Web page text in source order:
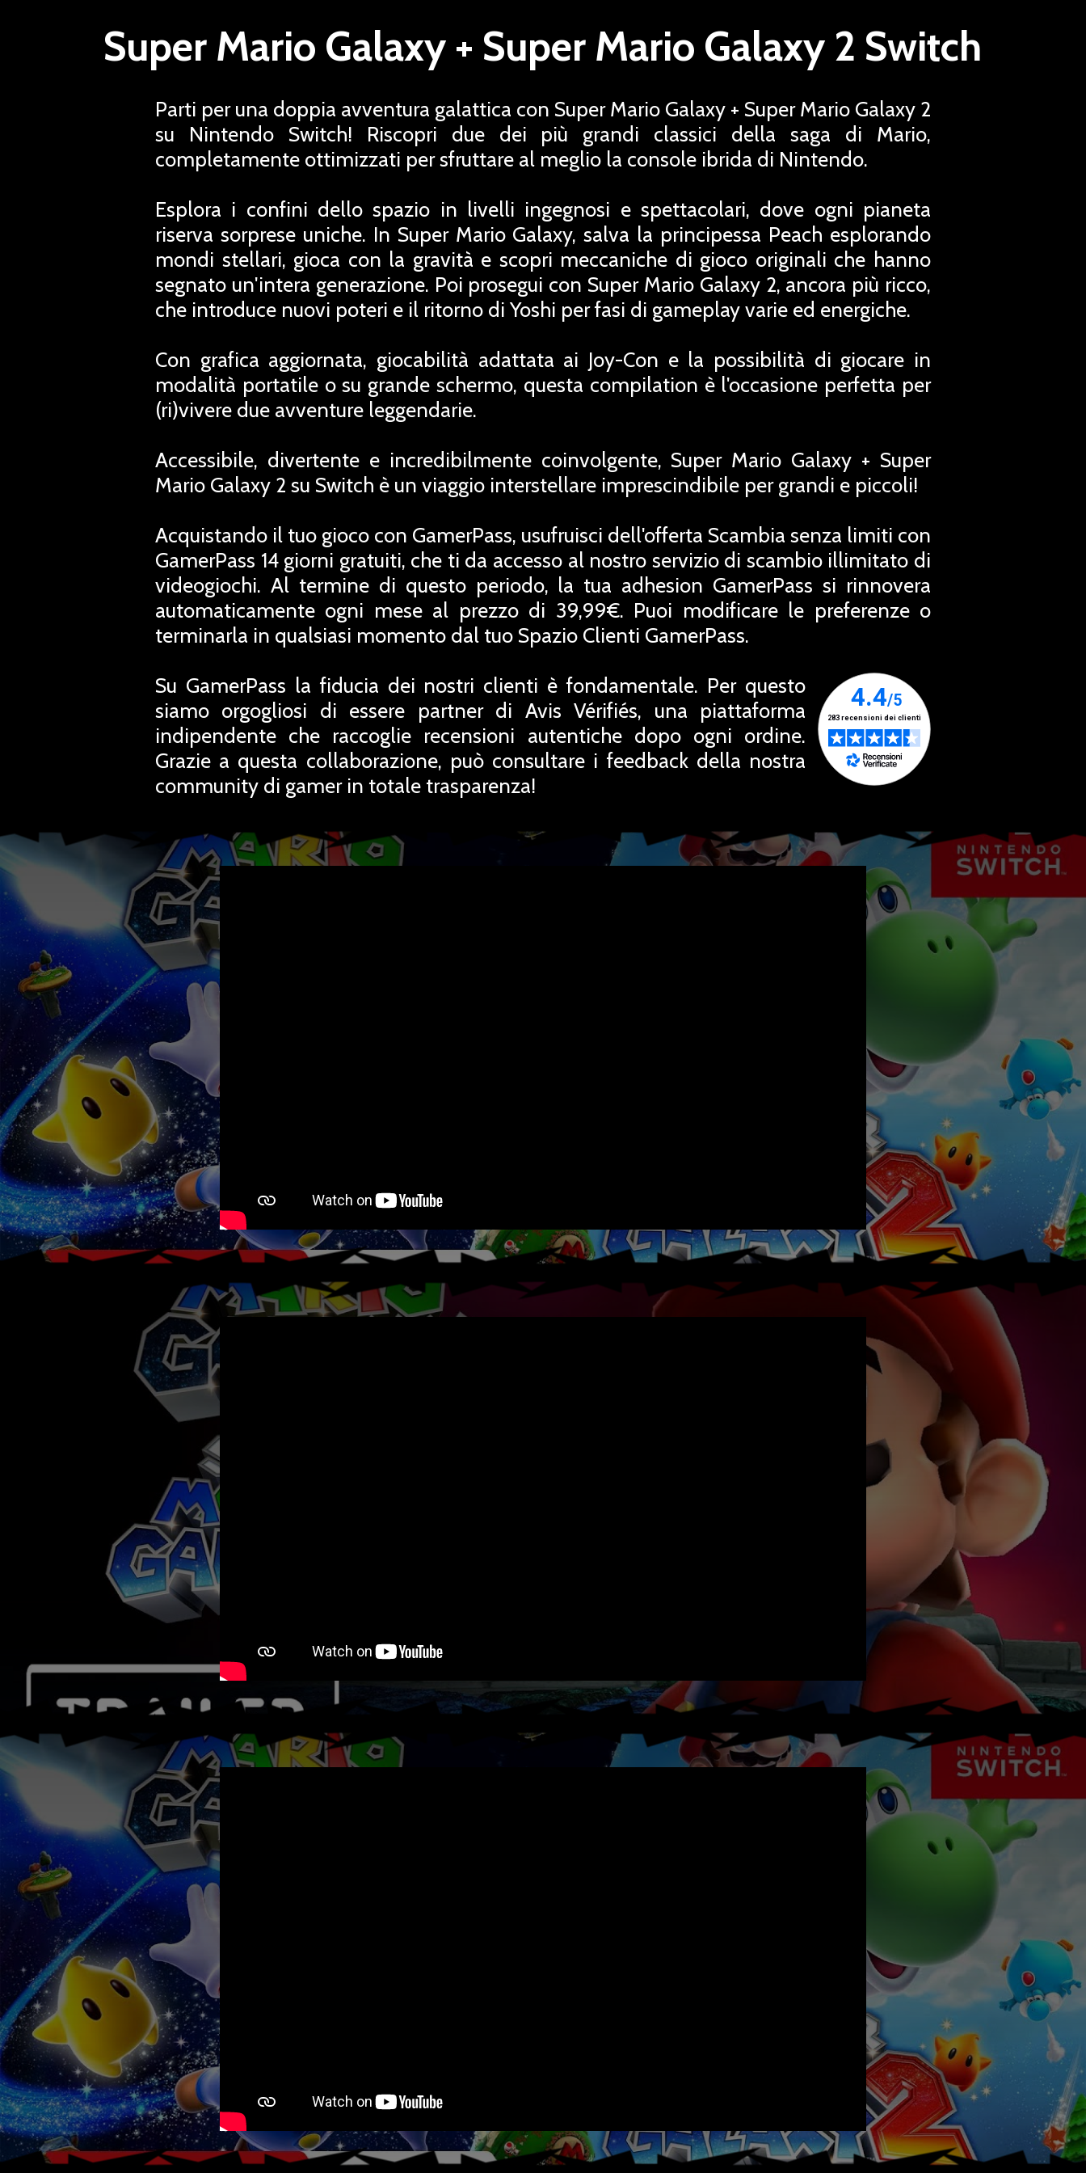
Super Mario Galaxy + Super Mario Galaxy 2 Switch
Parti per una doppia avventura galattica con Super Mario Galaxy + Super Mario Galaxy 2
su Nintendo Switch! Riscopri due dei più grandi classici della saga di Mario,
completamente ottimizzati per sfruttare al meglio la console ibrida di Nintendo.
Esplora i confini dello spazio in livelli ingegnosi e spettacolari, dove ogni pianeta
riserva sorprese uniche. In Super Mario Galaxy, salva la principessa Peach esplorando
mondi stellari, gioca con la gravità e scopri meccaniche di gioco originali che hanno
segnato un'intera generazione. Poi prosegui con Super Mario Galaxy 2, ancora più ricco,
che introduce nuovi poteri e il ritorno di Yoshi per fasi di gameplay varie ed energiche.
Con grafica aggiornata, giocabilità adattata ai Joy-Con e la possibilità di giocare in
modalità portatile o su grande schermo, questa compilation è l'occasione perfetta per
(ri)vivere due avventure leggendarie.
Accessibile, divertente e incredibilmente coinvolgente, Super Mario Galaxy + Super
Mario Galaxy 2 su Switch è un viaggio interstellare imprescindibile per grandi e piccoli!
Acquistando il tuo gioco con GamerPass, usufruisci dell'offerta Scambia senza limiti con
GamerPass 14 giorni gratuiti, che ti da accesso al nostro servizio di scambio illimitato di
videogiochi. Al termine di questo periodo, la tua adhesion GamerPass si rinnovera
automaticamente ogni mese al prezzo di 39,99€. Puoi modificare le preferenze o
terminarla in qualsiasi momento dal tuo Spazio Clienti GamerPass.
Su GamerPass la fiducia dei nostri clienti è fondamentale. Per questo
siamo orgogliosi di essere partner di Avis Vérifiés, una piattaforma
indipendente che raccoglie recensioni autentiche dopo ogni ordine.
Grazie a questa collaborazione, può consultare i feedback della nostra
community di gamer in totale trasparenza!